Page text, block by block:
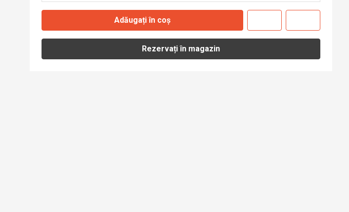
Adăugați în coș
Rezervați în magazin